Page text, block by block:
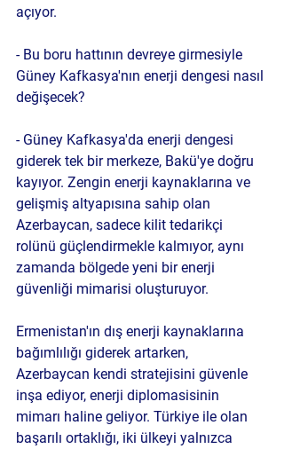
açıyor.
- Bu boru hattının devreye girmesiyle
Güney Kafkasya'nın enerji dengesi nasıl
değişecek?
- Güney Kafkasya'da enerji dengesi
giderek tek bir merkeze, Bakü'ye doğru
kayıyor. Zengin enerji kaynaklarına ve
gelişmiş altyapısına sahip olan
Azerbaycan, sadece kilit tedarikçi
rolünü güçlendirmekle kalmıyor, aynı
zamanda bölgede yeni bir enerji
güvenliği mimarisi oluşturuyor.
Ermenistan'ın dış enerji kaynaklarına
bağımlılığı giderek artarken,
Azerbaycan kendi stratejisini güvenle
inşa ediyor, enerji diplomasisinin
mimarı haline geliyor. Türkiye ile olan
başarılı ortaklığı, iki ülkeyi yalnızca